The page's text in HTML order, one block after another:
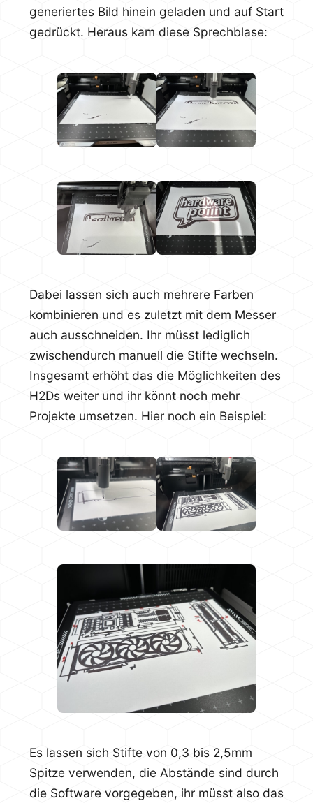
generiertes Bild hinein geladen und auf Start
gedrückt. Heraus kam diese Sprechblase:
Dabei lassen sich auch mehrere Farben
kombinieren und es zuletzt mit dem Messer
auch ausschneiden. Ihr müsst lediglich
zwischendurch manuell die Stifte wechseln.
Insgesamt erhöht das die Möglichkeiten des
H2Ds weiter und ihr könnt noch mehr
Projekte umsetzen. Hier noch ein Beispiel:
Es lassen sich Stifte von 0,3 bis 2,5mm
Spitze verwenden, die Abstände sind durch
die Software vorgegeben, ihr müsst also das